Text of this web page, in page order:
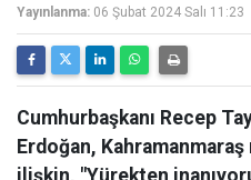
Yayınlanma: 06 Şubat 2024 Salı 11:23
Cumhurbaşkanı Recep
Erdoğan,
ilişkin, "Yürekten